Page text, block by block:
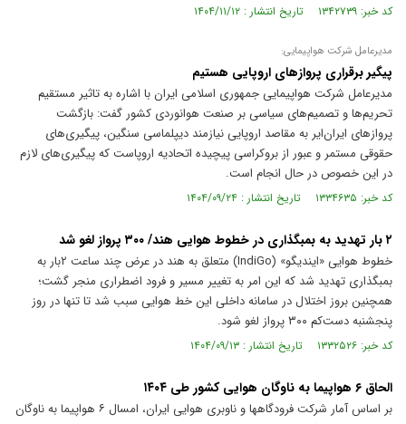
کد خبر: ۱۳۴۲۷۳۹ تاریخ انتشار : ۱۴۰۴/۱۱/۱۲
مدیرعامل شرکت هواپیمایی:
پیگیر برقراری پروازهای اروپایی هستیم
مدیرعامل شرکت هواپیمایی جمهوری اسلامی ایران با اشاره به تاثیر مستقیم
تحریم‌ها و تصمیم‌های سیاسی بر صنعت هوانوردی کشور گفت: بازگشت
پروازهای ایران‌ایر به مقاصد اروپایی نیازمند دیپلماسی سنگین، پیگیری‌های
حقوقی مستمر و عبور از بروکراسی پیچیده اتحادیه اروپاست که پیگیری‌های لازم
در این خصوص در حال انجام است.
کد خبر: ۱۳۳۴۶۳۵ تاریخ انتشار : ۱۴۰۴/۰۹/۲۴
۲ بار تهدید به بمبگذاری در خطوط هوایی هند/ ۳۰۰ پرواز لغو شد
خطوط هوایی «ایندیگو» (IndiGo) متعلق به هند در عرض چند ساعت ۲بار به
بمبگذاری تهدید شد که این امر به تغییر مسیر و فرود اضطراری منجر گشت؛
همچنین بروز اختلال در سامانه داخلی این خط هوایی سبب شد تا تنها در روز
پنجشنبه دست‌کم ۳۰۰ پرواز لغو شود.
کد خبر: ۱۳۳۲۵۲۶ تاریخ انتشار : ۱۴۰۴/۰۹/۱۳
الحاق ۶ هواپیما به ناوگان هوایی کشور طی ۱۴۰۴
بر اساس آمار شرکت فرودگاهها و ناوبری هوایی ایران، امسال ۶ هواپیما به ناوگان